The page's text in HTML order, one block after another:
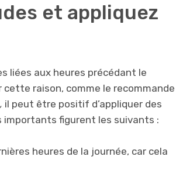
et appliquez
liées aux heures précédant le
raison, comme le recommande
, il peut être positif d’appliquer des
importants figurent les suivants :
heures de la journée, car cela